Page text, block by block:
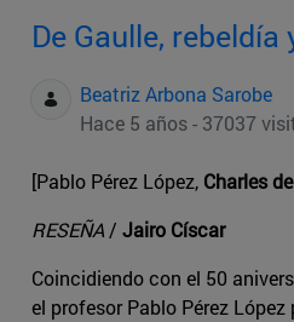
De Gaulle, rebeldía
Beatriz Arbona Sarobe
Hace 5 años - 37037
[Pablo Pérez López, Charles
RESEÑA/ Jairo Císcar
Coincidiendo con el 50
el profesor Pablo Pérez